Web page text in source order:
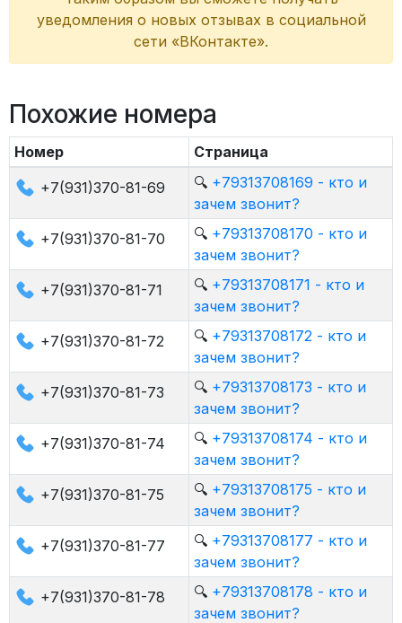
уведомления о новых отзывах в социальной
сети «ВКонтакте».
Похожие номера
Номер
Страница
+7(931)370-81-69
🔍 +79313708169 - кто и
зачем звонит?
+7(931)370-81-70
🔍 +79313708170 - кто и
зачем звонит?
+7(931)370-81-71
🔍 +79313708171 - кто и
зачем звонит?
+7(931)370-81-72
🔍 +79313708172 - кто и
зачем звонит?
+7(931)370-81-73
🔍 +79313708173 - кто и
зачем звонит?
+7(931)370-81-74
🔍 +79313708174 - кто и
зачем звонит?
+7(931)370-81-75
🔍 +79313708175 - кто и
зачем звонит?
+7(931)370-81-77
🔍 +79313708177 - кто и
зачем звонит?
+7(931)370-81-78
🔍 +79313708178 - кто и
зачем звонит?